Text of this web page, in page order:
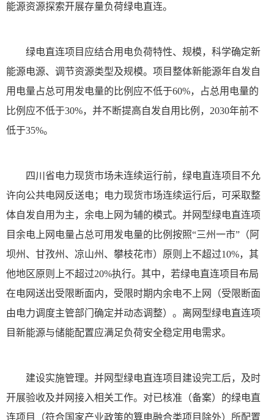
能源资源探索开展存量负荷绿电直连。
绿电直连项目应结合用电负荷特性、规模，科学确定新
能源电源、调节资源类型及规模。项目整体新能源年自发自
用电量占总可用发电量的比例应不低于60%，占总用电量的
比例应不低于30%，并不断提高自发自用比例，2030年前不
低于35%。
四川省电力现货市场未连续运行前，绿电直连项目不允
许向公共电网反送电；电力现货市场连续运行后，可采取整
体自发自用为主，余电上网为辅的模式。并网型绿电直连项
目余电上网电量占总可用发电量的比例按照“三州一市”（阿
坝州、甘孜州、凉山州、攀枝花市）原则上不超过10%，其
他地区原则上不超过20%执行。其中，若绿电直连项目布局
在电网送出受限断面内，受限时期内余电不上网（受限断面
由电力调度主管部门确定并动态调整）。离网型绿电直连项
目新能源与储能配置应满足负荷安全稳定用电需求。
建设实施管理。并网型绿电直连项目建设完工后，及时
开展验收及并网接入相关工作。对已核准（备案）的绿电直
连项目（符合国家产业政策的算电融合类项目除外）所配置